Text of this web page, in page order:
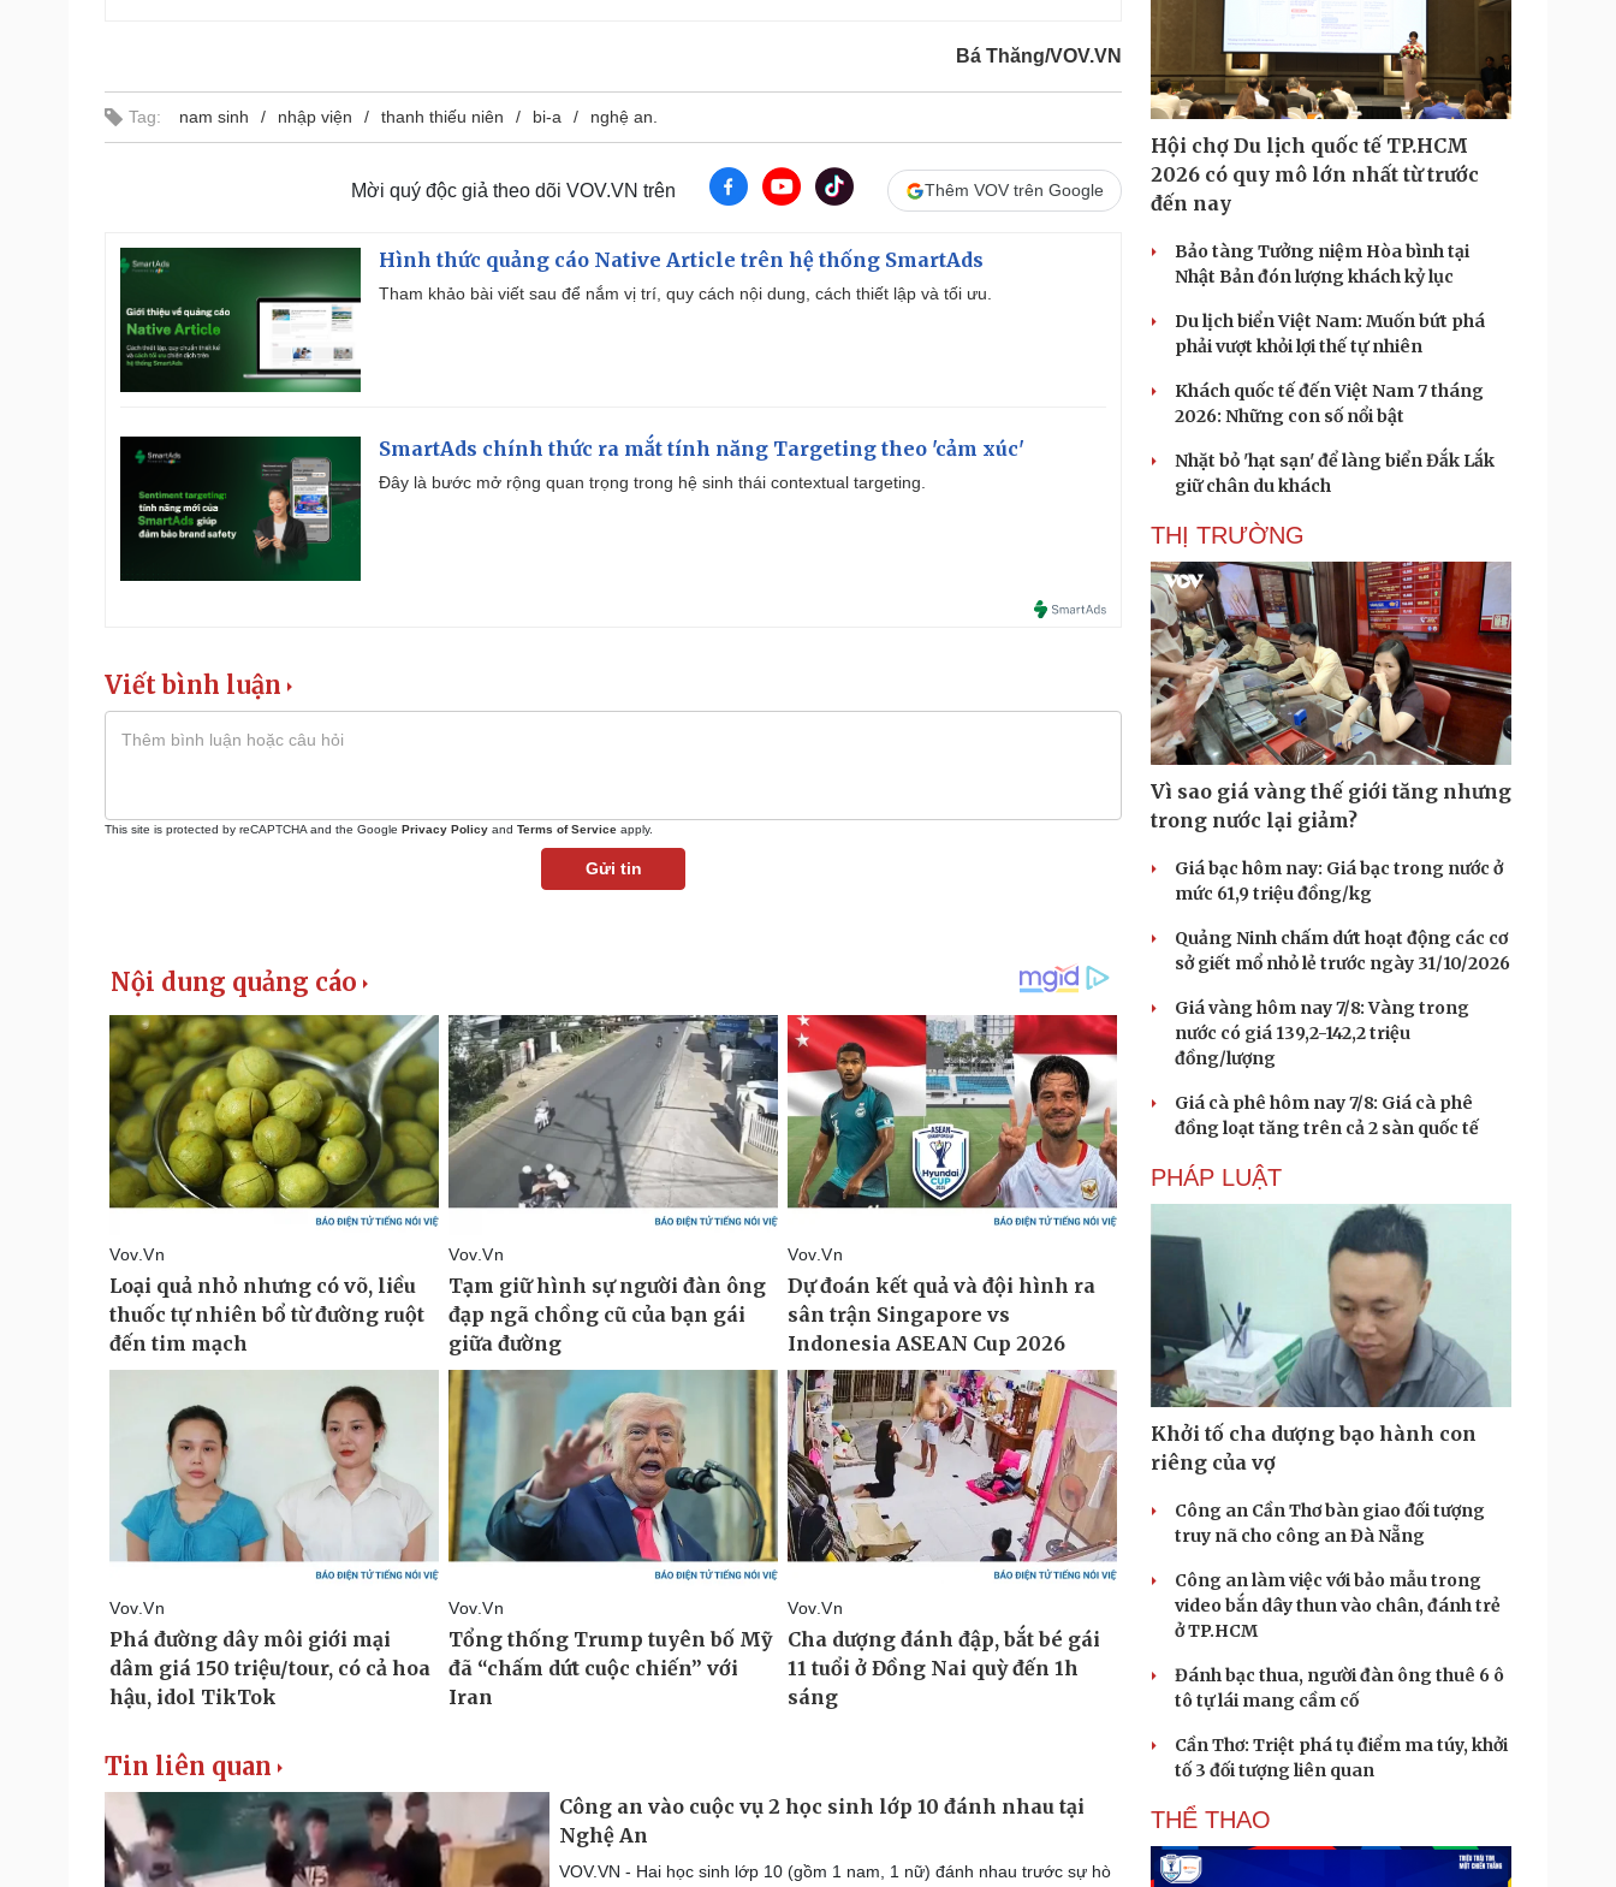
Bá Thăng/VOV.VN
Tag: nam sinh nhập viện thanh thiếu niên bi-a nghệ an.
Mời quý độc giả theo dõi VOV.VN trên Thêm VOV trên Google
Hình thức quảng cáo Native Article trên hệ thống SmartAds
Tham khảo bài viết sau để nắm vị trí, quy cách nội dung, cách thiết lập và tối ưu.
SmartAds chính thức ra mắt tính năng Targeting theo 'cảm xúc'
Đây là bước mở rộng quan trọng trong hệ sinh thái contextual targeting.
Viết bình luận
This site is protected by reCAPTCHA and the Google Privacy Policy and Terms of Service apply.
Gửi tin
Tin liên quan
Công an vào cuộc vụ 2 học sinh lớp 10 đánh nhau tại
Nghệ An
VOV.VN - Hai học sinh lớp 10 (gồm 1 nam, 1 nữ) đánh nhau trước sự hò
Hội chợ Du lịch quốc tế TP.HCM
2026 có quy mô lớn nhất từ trước
đến nay
Bảo tàng Tưởng niệm Hòa bình tại
Nhật Bản đón lượng khách kỷ lục
Du lịch biển Việt Nam: Muốn bứt phá
phải vượt khỏi lợi thế tự nhiên
Khách quốc tế đến Việt Nam 7 tháng
2026: Những con số nổi bật
Nhặt bỏ 'hạt sạn' để làng biển Đắk Lắk
giữ chân du khách
THỊ TRƯỜNG
Vì sao giá vàng thế giới tăng nhưng
trong nước lại giảm?
Giá bạc hôm nay: Giá bạc trong nước ở
mức 61,9 triệu đồng/kg
Quảng Ninh chấm dứt hoạt động các cơ
sở giết mổ nhỏ lẻ trước ngày 31/10/2026
Giá vàng hôm nay 7/8: Vàng trong
nước có giá 139,2-142,2 triệu
đồng/lượng
Giá cà phê hôm nay 7/8: Giá cà phê
đồng loạt tăng trên cả 2 sàn quốc tế
PHÁP LUẬT
Khởi tố cha dượng bạo hành con
riêng của vợ
Công an Cần Thơ bàn giao đối tượng
truy nã cho công an Đà Nẵng
Công an làm việc với bảo mẫu trong
video bắn dây thun vào chân, đánh trẻ
ở TP.HCM
Đánh bạc thua, người đàn ông thuê 6 ô
tô tự lái mang cầm cố
Cần Thơ: Triệt phá tụ điểm ma túy, khởi
tố 3 đối tượng liên quan
THỂ THAO